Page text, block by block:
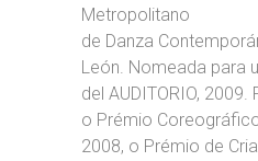
Metropolitano
de Danza
León. Nomeada para
del AUDITORIO,
o Prémio
2008, o Prémio de